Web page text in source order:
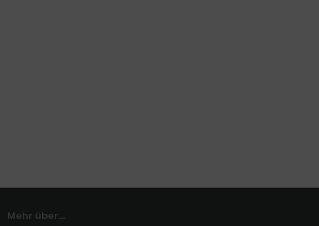
Mehr über...